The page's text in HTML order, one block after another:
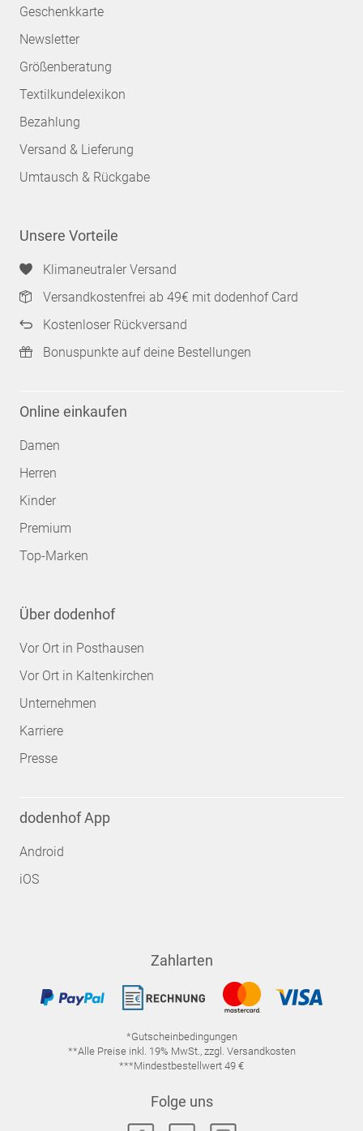
Geschenkkarte
Newsletter
Größenberatung
Textilkundelexikon
Bezahlung
Versand & Lieferung
Umtausch & Rückgabe
Unsere Vorteile
Klimaneutraler Versand
Versandkostenfrei ab 49€ mit dodenhof Card
Kostenloser Rückversand
Bonuspunkte auf deine Bestellungen
Online einkaufen
Damen
Herren
Kinder
Premium
Top-Marken
Über dodenhof
Vor Ort in Posthausen
Vor Ort in Kaltenkirchen
Unternehmen
Karriere
Presse
dodenhof App
Android
iOS
Zahlarten
*Gutscheinbedingungen
**Alle Preise inkl. 19% MwSt., zzgl. Versandkosten
***Mindestbestellwert 49 €
Folge uns